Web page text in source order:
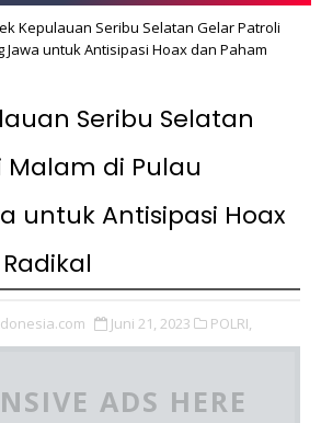
Kepulauan Seribu Selatan Gelar Patroli
Jawa untuk Antisipasi Hoax dan Paham
Seribu Selatan
Malam di Pulau
untuk Antisipasi Hoax
Juni 21, 2023 POLRI,
ADS HERE